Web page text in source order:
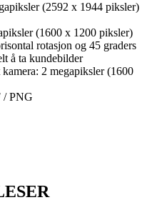
(2592 x 1944 piksler)
(1600 x 1200 piksler)
rotasjon og 45 graders
å ta kundebilder
2 megapiksler (1600
/ PNG